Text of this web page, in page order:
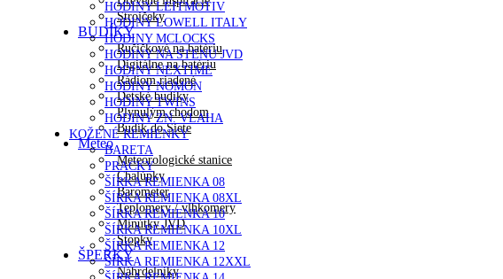
Strojčeky
BUDÍKY
Ručičkové na batériu
Digitálne na batériu
Rádiom riadené
Detské budíky
Plynulým chodom
Budík do Siete
Meteo
Meteorologické stanice
Chalúpky
Barometer
Teplomery / vlhkomery
Minútky JVD
Stopky
ŠPERKY
Náhrdelníky
HODINY LEITMOTIV
HODINY LOWELL ITALY
HODINY MCLOCKS
HODINY NA STENU JVD
HODINY NEXTIME
HODINY NOMON
HODINY TWINS
HODINY ZN. VLAHA
KOŽENÉ REMIENKY
BARETA
PRACKY
ŠÍRKA REMIENKA 08
ŠÍRKA REMIENKA 08XL
ŠÍRKA REMIENKA 10
ŠÍRKA REMIENKA 10XL
ŠÍRKA REMIENKA 12
ŠÍRKA REMIENKA 12XXL